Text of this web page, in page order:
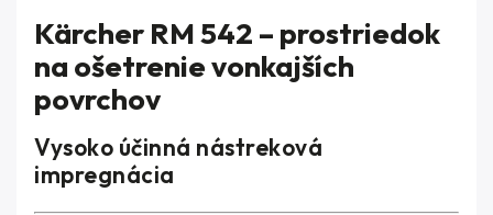
Kärcher RM 542 – prostriedok
na ošetrenie vonkajších
povrchov
Vysoko účinná nástreková
impregnácia